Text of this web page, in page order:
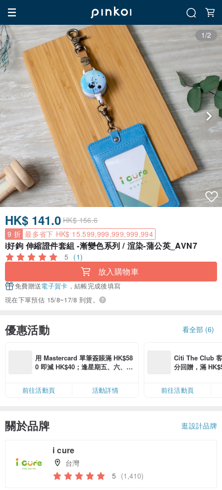
1/2
HK$ 141.0 HK$ 156.6
9 折 最多省下 HK$ 15.599,999,999,999,994
i好鉤 伸縮證件套組 -漸變色系列 / 渲染-蒲公英_AVN7
5 (1)
放入購物車
免費贈送電子賀卡 ，結帳完成後填寫
現在下單預估 15/8~17/8 到貨。
優惠活動 看全部 (6)
用 Mastercard 單筆簽賬滿 HK$58
0 即減 HK$40；逢星期五、六、日
卡」結帳）
前往活動頁 活動詳情
Citi The Club
分回贈，滿
前往活動頁
關於品牌 逛設計品牌
i cure
台灣
5 (1,410)